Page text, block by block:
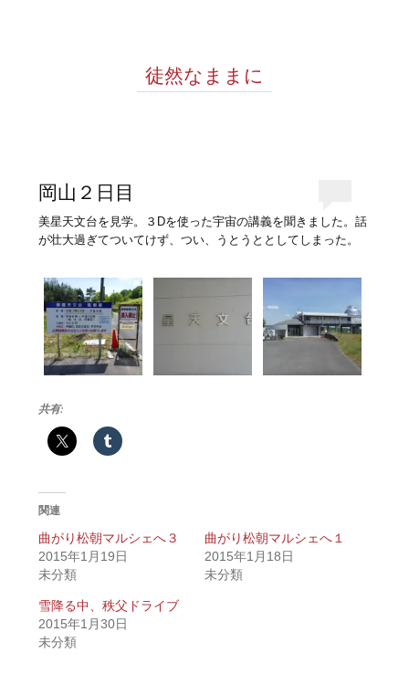
徒然なままに
岡山２日目
美星天文台を見学。３Dを使った宇宙の講義を聞きました。話
が壮大過ぎてついてけず、つい、うとうととしてしまった。
共有:
関連
曲がり松朝マルシェへ３
2015年1月19日
未分類
曲がり松朝マルシェへ１
2015年1月18日
未分類
雪降る中、秩父ドライブ
2015年1月30日
未分類